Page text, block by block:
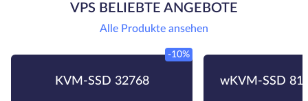
VPS BELIEBTE ANGEBOTE
Alle Produkte ansehen
KVM-SSD 32768
-10%
wKVM-SSD